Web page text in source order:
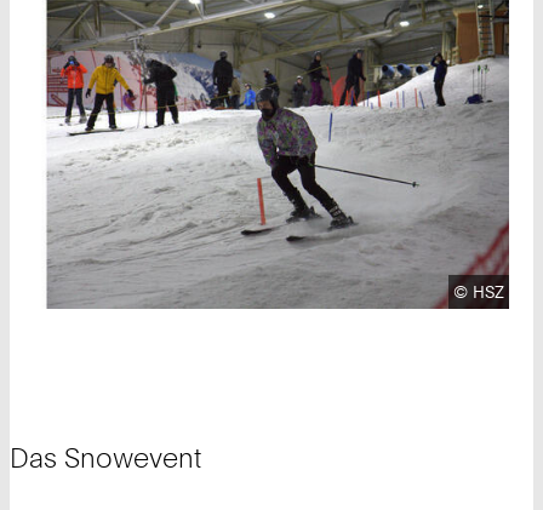
© HSZ
Das Snowevent